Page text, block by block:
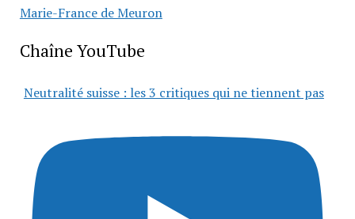
Marie-France de Meuron
Chaîne YouTube
Neutralité suisse : les 3 critiques qui ne tiennent pas